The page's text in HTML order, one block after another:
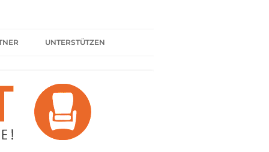
UNTERSTÜTZEN
SPENDEN
FÖRDERMITGLIED WERDEN
MITGLIEDSCHAFT